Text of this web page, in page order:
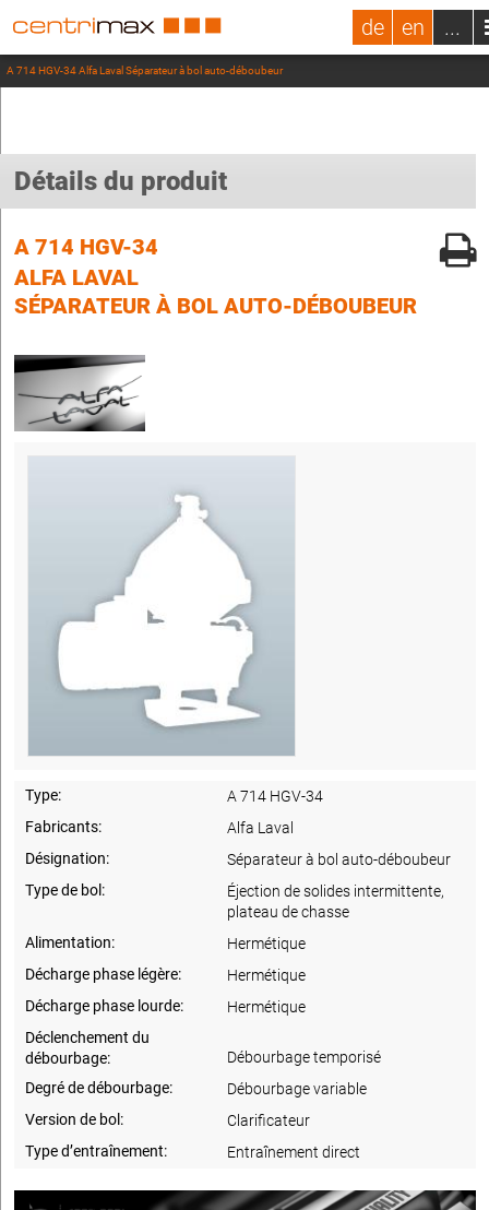
de en ...
A 714 HGV-34 Alfa Laval Séparateur à bol auto-déboubeur
Détails du produit
A 714 HGV-34
ALFA LAVAL
SÉPARATEUR À BOL AUTO-DÉBOUBEUR
Type:
A 714 HGV-34
Fabricants:
Alfa Laval
Désignation:
Séparateur à bol auto-déboubeur
Type de bol:
Éjection de solides intermittente,
plateau de chasse
Alimentation:
Hermétique
Décharge phase légère:
Hermétique
Décharge phase lourde:
Hermétique
Déclenchement du
débourbage:
Débourbage temporisé
Degré de débourbage:
Débourbage variable
Version de bol:
Clarificateur
Type d’entraînement:
Entraînement direct